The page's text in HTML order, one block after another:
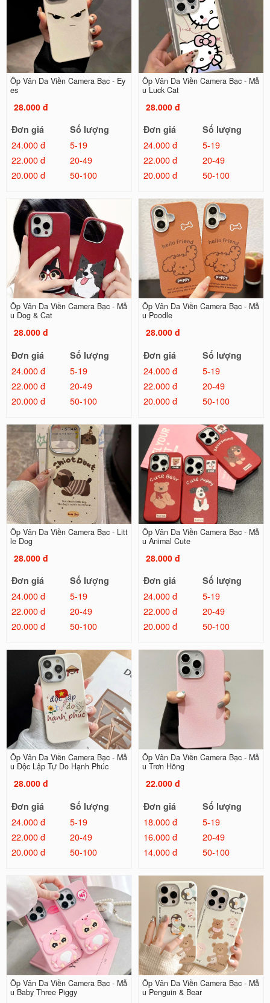
Ốp Vân Da Viền Camera Bạc - Ey
es
28.000 đ
Đơn giá
Số lượng
24.000 đ
5-19
22.000 đ
20-49
20.000 đ
50-100
Ốp Vân Da Viền Camera Bạc - Mẫ
u Luck Cat
28.000 đ
Đơn giá
Số lượng
24.000 đ
5-19
22.000 đ
20-49
20.000 đ
50-100
Ốp Vân Da Viền Camera Bạc - Mẫ
u Dog & Cat
28.000 đ
Đơn giá
Số lượng
24.000 đ
5-19
22.000 đ
20-49
20.000 đ
50-100
Ốp Vân Da Viền Camera Bạc - Mẫ
u Poodle
28.000 đ
Đơn giá
Số lượng
24.000 đ
5-19
22.000 đ
20-49
20.000 đ
50-100
Ốp Vân Da Viền Camera Bạc - Litt
le Dog
28.000 đ
Đơn giá
Số lượng
24.000 đ
5-19
22.000 đ
20-49
20.000 đ
50-100
Ốp Vân Da Viền Camera Bạc - Mẫ
u Animal Cute
28.000 đ
Đơn giá
Số lượng
24.000 đ
5-19
22.000 đ
20-49
20.000 đ
50-100
Ốp Vân Da Viền Camera Bạc - Mẫ
u Độc Lập Tự Do Hạnh Phúc
28.000 đ
Đơn giá
Số lượng
24.000 đ
5-19
22.000 đ
20-49
20.000 đ
50-100
Ốp Vân Da Viền Camera Bạc - Mẫ
u Trơn Hồng
22.000 đ
Đơn giá
Số lượng
18.000 đ
5-19
16.000 đ
20-49
14.000 đ
50-100
Ốp Vân Da Viền Camera Bạc - Mẫ
u Baby Three Piggy
Ốp Vân Da Viền Camera Bạc - Mẫ
u Penguin & Bear